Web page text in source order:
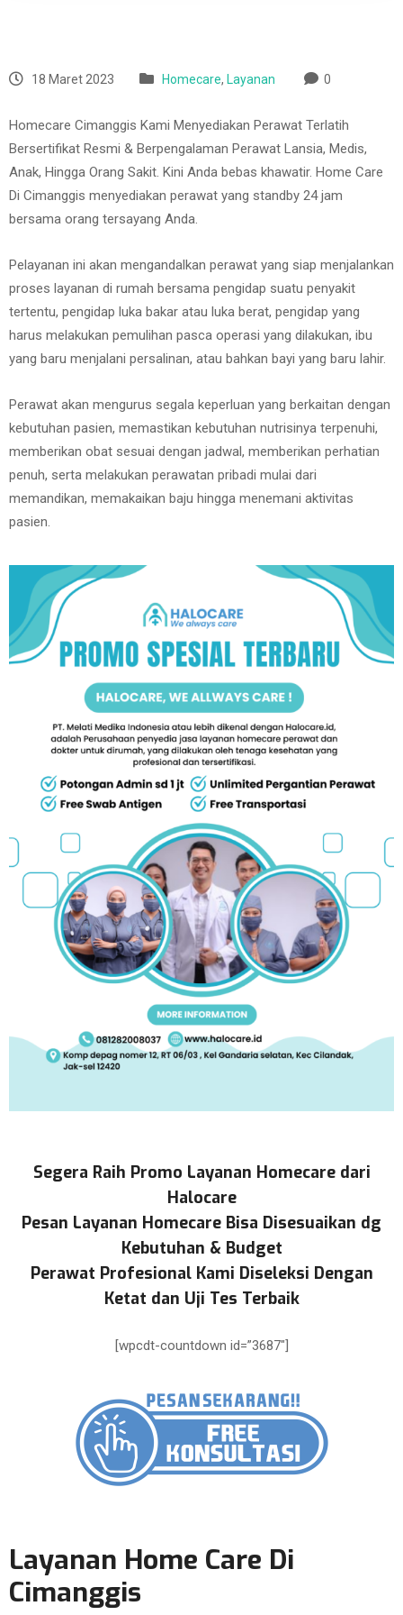
18 Maret 2023 Homecare, Layanan 0
Homecare Cimanggis Kami Menyediakan Perawat Terlatih
Bersertifikat Resmi & Berpengalaman Perawat Lansia, Medis,
Anak, Hingga Orang Sakit. Kini Anda bebas khawatir. Home Care
Di Cimanggis menyediakan perawat yang standby 24 jam
bersama orang tersayang Anda.
Pelayanan ini akan mengandalkan perawat yang siap menjalankan
proses layanan di rumah bersama pengidap suatu penyakit
tertentu, pengidap luka bakar atau luka berat, pengidap yang
harus melakukan pemulihan pasca operasi yang dilakukan, ibu
yang baru menjalani persalinan, atau bahkan bayi yang baru lahir.
Perawat akan mengurus segala keperluan yang berkaitan dengan
kebutuhan pasien, memastikan kebutuhan nutrisinya terpenuhi,
memberikan obat sesuai dengan jadwal, memberikan perhatian
penuh, serta melakukan perawatan pribadi mulai dari
memandikan, memakaikan baju hingga menemani aktivitas
pasien.
Segera Raih Promo Layanan Homecare dari
Halocare
Pesan Layanan Homecare Bisa Disesuaikan dg
Kebutuhan & Budget
Perawat Profesional Kami Diseleksi Dengan
Ketat dan Uji Tes Terbaik
[wpcdt-countdown id=”3687″]
Layanan Home Care Di
Cimanggis